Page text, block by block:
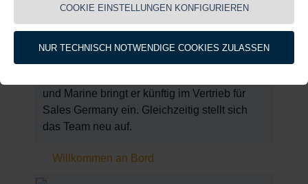
Neu im Vertriebs-Team: Sebastian
Tholen für Sales Germany
Mit Sebastian Tholen gewinnt das D-A-CH-
und Marine bringt er künftig im Vertrieb für
Sales Germany ein. Gleichzeitig stellt sich
das Team neu auf.
Willkommen an Bord
COOKIE EINSTELLUNGEN KONFIGURIEREN
NUR TECHNISCH NOTWENDIGE COOKIES ZULASSEN